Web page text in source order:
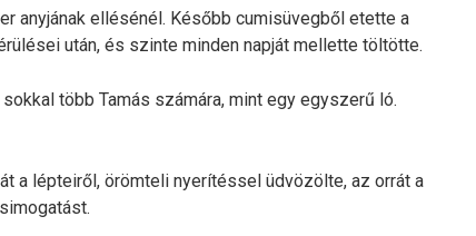
anyjának ellésénél. Később cumisüvegből etette a
után, és szinte minden napját mellette töltötte.
több Tamás számára, mint egy egyszerű ló.
a lépteiről, örömteli nyerítéssel üdvözölte, az orrát a